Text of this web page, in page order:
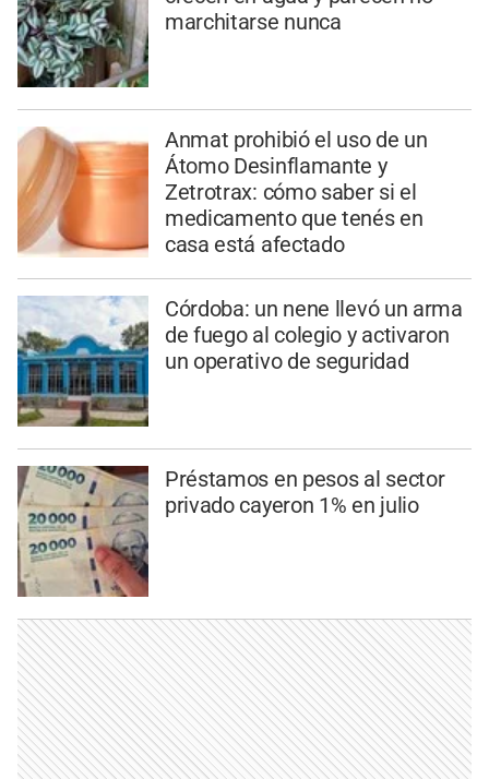
marchitarse nunca
Anmat prohibió el uso de un
Átomo Desinflamante y
Zetrotrax: cómo saber si el
medicamento que tenés en
casa está afectado
Córdoba: un nene llevó un arma
de fuego al colegio y activaron
un operativo de seguridad
Préstamos en pesos al sector
privado cayeron 1% en julio